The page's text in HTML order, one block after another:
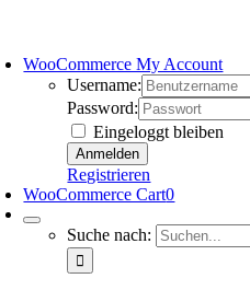
WooCommerce My Account
Username:
Password:
Eingeloggt bleiben
Registrieren
WooCommerce Cart0
Suche nach: